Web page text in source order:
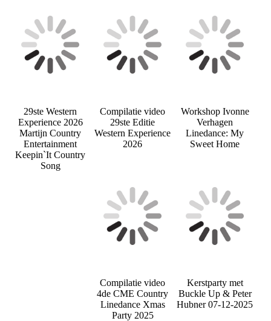
29ste Western
Experience 2026
Martijn Country
Entertainment
Keepin`It Country
Song
Compilatie video
29ste Editie
Western Experience
2026
Workshop Ivonne
Verhagen
Linedance: My
Sweet Home
Compilatie video
4de CME Country
Linedance Xmas
Party 2025
Kerstparty met
Buckle Up & Peter
Hubner 07-12-2025